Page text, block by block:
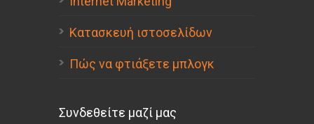
Κατασκευή ιστοσελίδων
Πώς να φτιάξετε μπλογκ
Συνδεθείτε μαζί μας